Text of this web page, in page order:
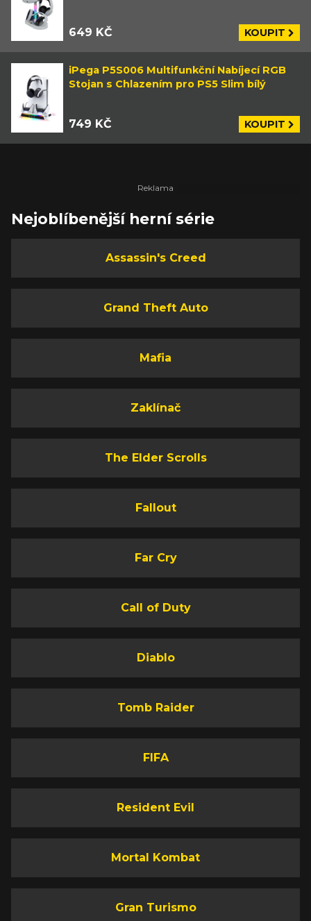
649 KČ KOUPIT
iPega P5S006 Multifunkční Nabíjecí RGB
Stojan s Chlazením pro PS5 Slim bílý
749 KČ KOUPIT
Nejoblíbenější herní série
Assassin's Creed
Grand Theft Auto
Mafia
Zaklínač
The Elder Scrolls
Fallout
Far Cry
Call of Duty
Diablo
Tomb Raider
FIFA
Resident Evil
Mortal Kombat
Gran Turismo